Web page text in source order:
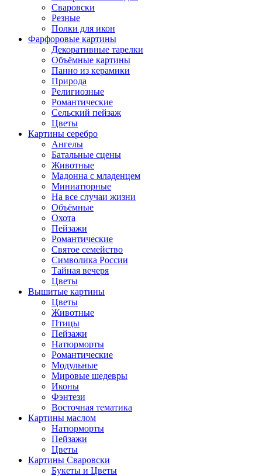
Сваровски
Резные
Полки для икон
Фарфоровые картины
Декоративные тарелки
Объёмные картины
Панно из керамики
Природа
Религиозные
Романтические
Сельский пейзаж
Цветы
Картины серебро
Ангелы
Батальные сцены
Животные
Мадонна с младенцем
Миниатюрные
На все случаи жизни
Объёмные
Охота
Пейзажи
Романтические
Святое семейство
Символика России
Тайная вечеря
Цветы
Вышитые картины
Цветы
Животные
Птицы
Пейзажи
Натюрморты
Романтические
Модульные
Мировые шедевры
Иконы
Фэнтези
Восточная тематика
Картины маслом
Натюрморты
Пейзажи
Цветы
Картины Сваровски
Букеты и Цветы